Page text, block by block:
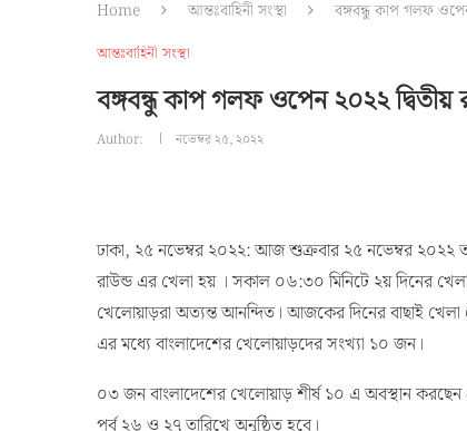
Home আন্তঃবাহিনী সংস্থা বঙ্গবন্ধু কাপ গলফ
আন্তঃবাহিনী সংস্থা
বঙ্গবন্ধু কাপ গলফ ওপেন ২০২২ দ্বিতীয়
Author: নভেম্বর ২৫, ২০২২
ঢাকা, ২৫ নভেম্বর ২০২২: আজ শুক্রবার ২৫ নভেম্বর ২০২২
রাউন্ড এর খেলা হয় । সকাল ০৬:৩০ মিনিটে ২য় দিনের
খেলোয়াড়রা অত্যন্ত আনন্দিত। আজকের দিনের বাছাই
এর মধ্যে বাংলাদেশের খেলোয়াড়দের সংখ্যা ১০ জন।
০৩ জন বাংলাদেশের খেলোয়াড় শীর্ষ ১০ এ অবস্থান